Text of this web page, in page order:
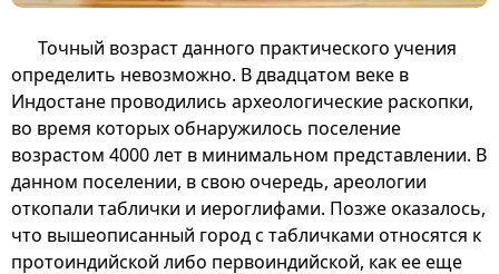
Точный возраст данного практического учения
определить невозможно. В двадцатом веке в
Индостане проводились археологические раскопки,
во время которых обнаружилось поселение
возрастом 4000 лет в минимальном представлении. В
данном поселении, в свою очередь, ареологии
откопали таблички и иероглифами. Позже оказалось,
что вышеописанный город с табличками относятся к
протоиндийской либо первоиндийской, как ее еще